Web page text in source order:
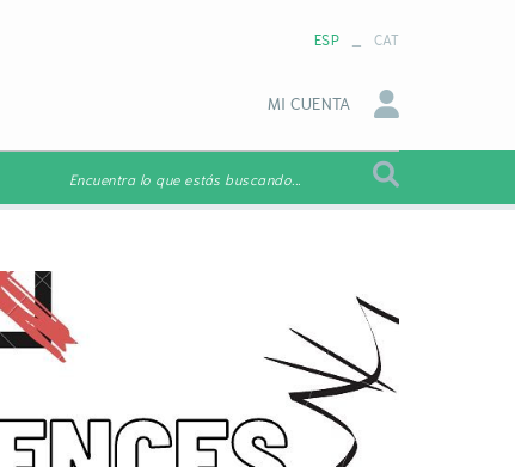
ESP _ CAT
MI CUENTA
Encuentra lo que estás buscando...